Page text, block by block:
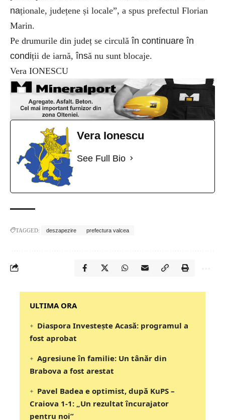
naționale, județene și locale”, a spus prefectul Florian
Marin.
Pe drumurile din județ se circulăîn continuare în
condiții de iarnă,însă nu sunt blocaje.
Vera IONESCU
Vera Ionescu
See Full Bio
TAGGED: deszapezire prefectura valcea
‎‎‎‎‎‎‎ULTIMA ORA
Diaspora Investește Acasă: programul a
fost aprobat
Agresiune în familie: Un tânăr din
Brabova a fost arestat
Pavel Badea e optimist, după KuPS –
Craiova 1-1: „Un rezultat încurajator
pentru noi”